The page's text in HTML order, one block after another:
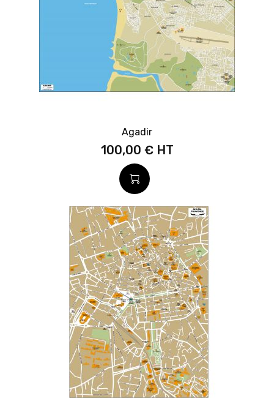
Agadir
100,00 €